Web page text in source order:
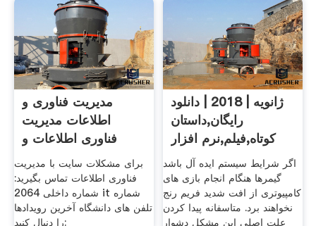
مدیریت فناوری و
اطلاعات مدیریت
فناوری اطلاعات و
ارتباطات
برای مشکلات سایت با مدیریت
فناوری اطلاعات تماس بگیرید:
شماره داخلی 2064 it شماره
تلفن های دانشگاه آخرین رویدادها
را دنبال کنید:
ژانویه | 2018 | دانلود
رایگان,داستان
کوتاه,فیلم,نرم افزار
اگر شرایط سیستم ایده آل باشد
گیمرها هنگام انجام بازی های
کامپیوتری از افت شدید فریم رنج
نخواهند برد. متاسفانه پیدا کردن
علت اصلی این مشکل دشوار